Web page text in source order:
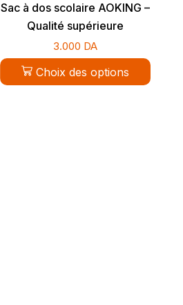
Sac à dos scolaire AOKING –
Qualité supérieure
3.000 DA
Choix des options